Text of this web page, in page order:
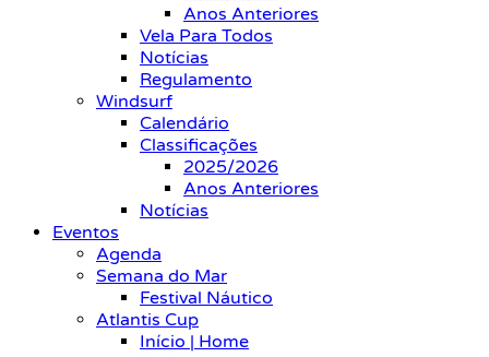
Anos Anteriores
Vela Para Todos
Notícias
Regulamento
Windsurf
Calendário
Classificações
2025/2026
Anos Anteriores
Notícias
Eventos
Agenda
Semana do Mar
Festival Náutico
Atlantis Cup
Início | Home